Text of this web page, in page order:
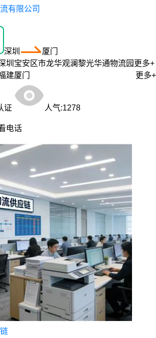
有限公司
深圳
厦门
圳宝安区市龙华观澜黎光华通物流园 更多+
建厦门 更多+
证 人气:1278
电话